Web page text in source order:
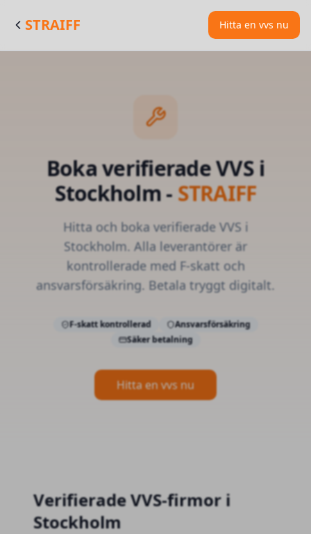
STRAIFF Hitta en vvs nu
Boka verifieradeVVSi
Stockholm-STRAIFF
Hitta och boka verifierade VVSi
Stockholm. Alla leverantörer är
kontrollerade med F-skatt och
ansvarsförsäkring. Betala tryggt digitalt.
F-skatt kontrollerad
Ansvarsförsäkring
Säker betalning
Hitta en vvs nu
VerifieradeVVS-firmor i
Stockholm